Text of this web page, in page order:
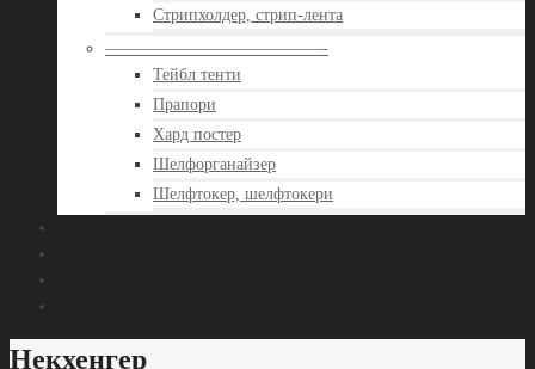
Стрипхолдер, стрип-лента
—————————————-
Тейбл тенти
Прапори
Хард постер
Шелфорганайзер
Шелфтокер, шелфтокери
Некхенгер